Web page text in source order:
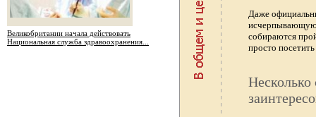
Великобритании начала действовать
Национальная служба здравоохранения...
Даже
исчерпывающую
собираются
просто
Несколько